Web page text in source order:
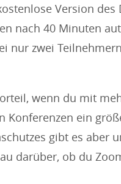
Version
nach 40 Minuten
nur zwei
wenn du mit
Konferenzen ein
gibt es aber
darüber, ob du